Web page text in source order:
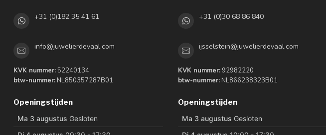
+31 (0)182 35 41 61
info@juwelierdevaal.com
KVK nummer: 52240134
btw-nummer: NL850357287B01
Openingstijden
+31 (0)30 68 86 840
ijsselstein@juwelierdevaal.com
KVK nummer:92982220
btw-nummer: NL866238323B01
Openingstijden